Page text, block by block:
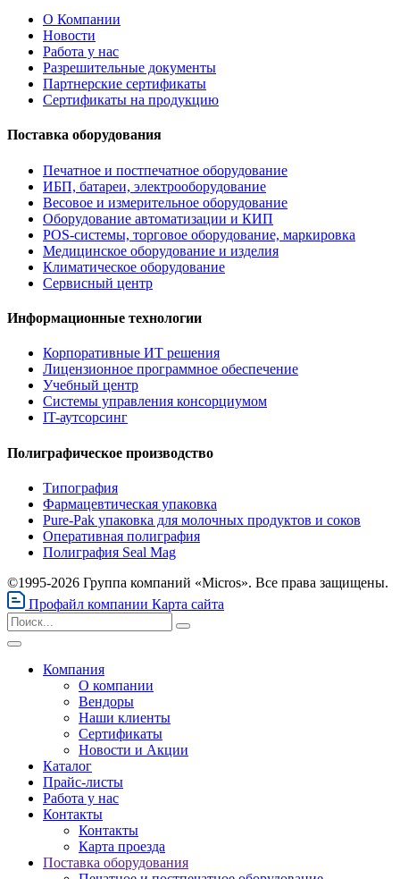
О Компании
Новости
Работа у нас
Разрешительные документы
Партнерские сертификаты
Сертификаты на продукцию
Поставка оборудования
Печатное и постпечатное оборудование
ИБП, батареи, электрооборудование
Весовое и измерительное оборудование
Оборудование автоматизации и КИП
POS-системы, торговое оборудование, маркировка
Медицинское оборудование и изделия
Климатическое оборудование
Сервисный центр
Информационные технологии
Корпоративные ИТ решения
Лицензионное программное обеспечение
Учебный центр
Системы управления консорциумом
IT-аутсорсинг
Полиграфическое производство
Типография
Фармацевтическая упаковка
Pure-Pak упаковка для молочных продуктов и соков
Оперативная полиграфия
Полиграфия Seal Mag
©1995-2026 Группа компаний «Micros». Все права защищены.
Профайл компании Карта сайта
Компания
О компании
Вендоры
Наши клиенты
Сертификаты
Новости и Акции
Каталог
Прайс-листы
Работа у нас
Контакты
Контакты
Карта проезда
Поставка оборудования